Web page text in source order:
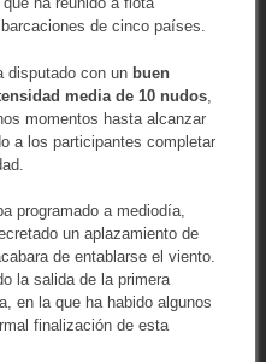
de cinco países.
disputado con un buen
media de 10 nudos,
momentos hasta alcanzar
a los participantes completar
programado a mediodía,
un aplazamiento de
de entablarse el viento.
la salida de la primera
en la que ha habido algunos
finalización de esta